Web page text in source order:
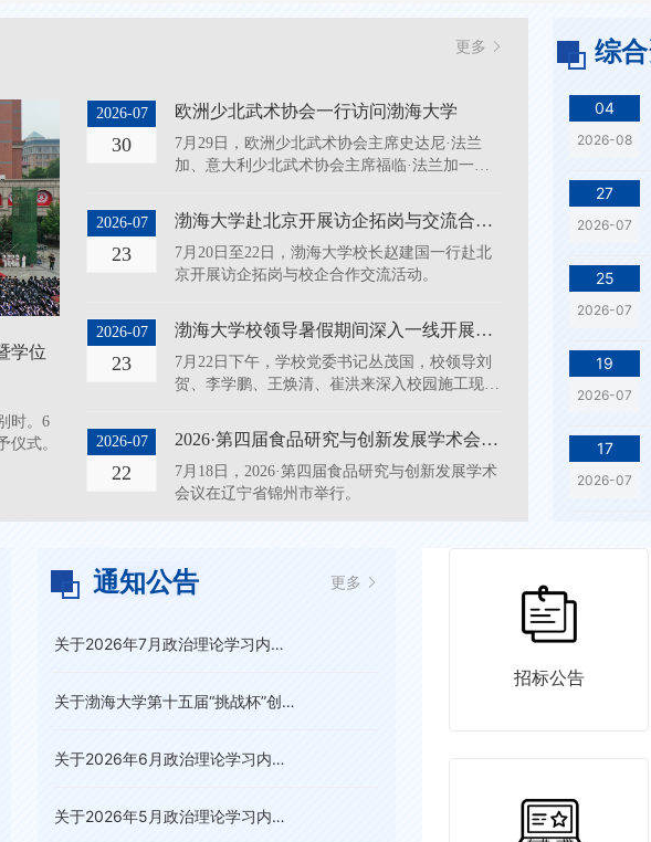
更多
学位
时。6
仪式。
2026-07
30
欧洲少北武术协会一行访问渤海大学
7月29日，欧洲少北武术协会主席史达尼·法兰
加、意大利少北武术协会主席福临·法兰加一行2
2026-07
23
渤海大学赴北京开展访企拓岗与交流合作活动
7月20日至22日，渤海大学校长赵建国一行赴北
京开展访企拓岗与校企合作交流活动。
2026-07
23
渤海大学校领导暑假期间深入一线开展走访调研工作
7月22日下午，学校党委书记丛茂国，校领导刘
贺、李学鹏、王焕清、崔洪来深入校园施工现场
工程建设进度及招生服务保障情况，对暑期重点
工作进行再部署、再推进。
2026-07
22
2026·第四届食品研究与创新发展学术会议在渤海大学举行
7月18日，2026·第四届食品研究与创新发展学术
会议在辽宁省锦州市举行。
综
04
2026-08
27
2026-07
25
2026-07
19
2026-07
17
2026-07
通知公告 更多
关于2026年7月政治理论学习内容安排的通知
关于渤海大学第十五届“挑战杯”创业计划竞赛入围国赛作品公示
关于2026年6月政治理论学习内容安排的通知
关于2026年5月政治理论学习内容安排的通知
招标公告